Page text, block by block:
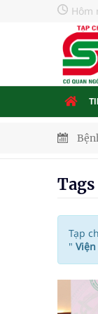
Hôm
Tags
Tạp
"